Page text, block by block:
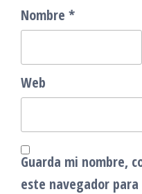
Nombre *
Web
Guarda mi nombre,
este navegador